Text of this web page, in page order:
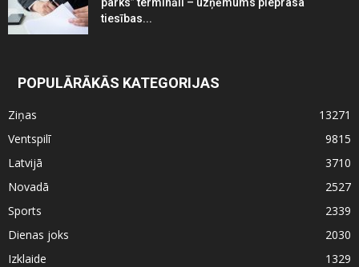
tiesības...
POPULĀRĀKĀS KATEGORIJAS
Ziņas
13271
Ventspilī
9815
Latvijā
3710
Novadā
2527
Sports
2339
Dienas joks
2030
Izklaide
1329